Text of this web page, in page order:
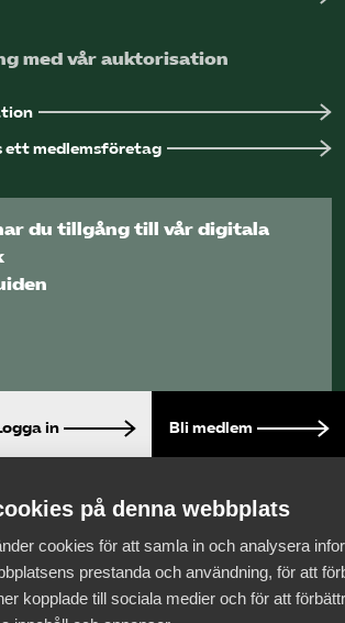
med vår auktorisation
ett medlemsföretag
du tillgång till vår digitala
in Bli medlem
på denna webbplats
cookies för att samla in och analysera
prestanda och användning, för att
kopplade till sociala medier och för att